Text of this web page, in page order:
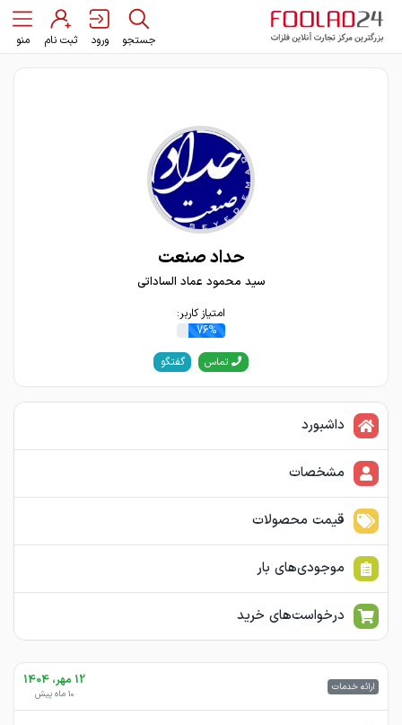
جستجو ورود ثبت نام منو
حداد صنعت
سید محمود عماد الساداتی
امتیاز کاربر:
76%
تماس گفتگو
داشبورد
مشخصات
قیمت محصولات
موجودی‌های بار
درخواست‌های خرید
ارائه خدمات 12 مهر، 1404
10 ماه پیش